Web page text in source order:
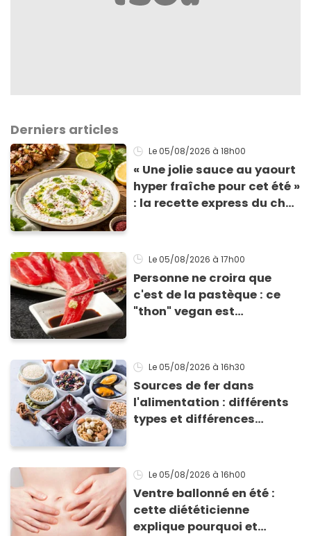
Derniers articles
Le 05/08/2026 à 18h00
« Une jolie sauce au yaourt
hyper fraîche pour cet été »
: la recette express du chef
grillades
Le 05/08/2026 à 17h00
Personne ne croira que
c'est de la pastèque : ce
"thon" vegan est
Le 05/08/2026 à 16h30
Sources de fer dans
l'alimentation : différents
types et différences
Le 05/08/2026 à 16h00
Ventre ballonné en été :
cette diététicienne
explique pourquoi et